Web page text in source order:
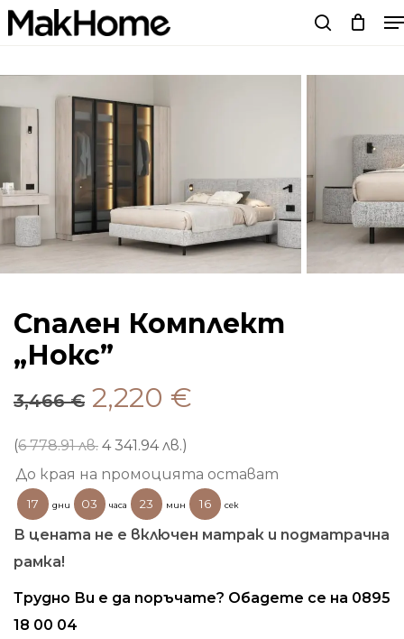
Skip
to
content
Спален Комплект
„Нокс”
3,466€ Original
was:
3,466 €.
2,220 €
2,220 €.
(6 778.91 лв. 4 341.94 лв.)
До края на промоцията остават
17 дни 03 часа 23 мин 15 сек
В цената не е включен матрак и подматрачна
рамка!
Трудно Ви е да поръчате? Обадете се на 0895
18 00 04